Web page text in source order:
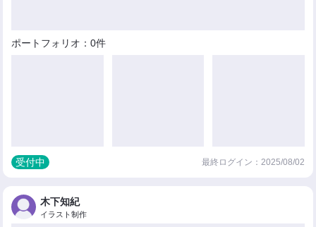
ポートフォリオ：0件
受付中 最終ログイン：2025/08/02
木下知紀
イラスト制作